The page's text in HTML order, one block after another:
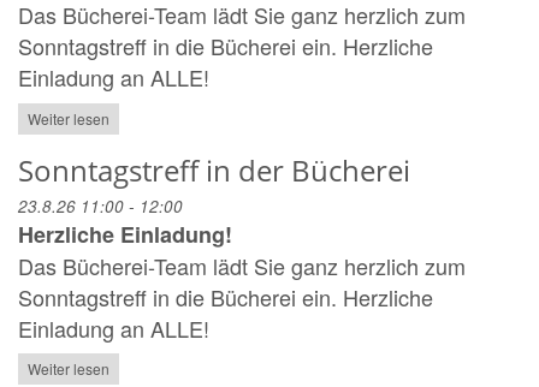
Das Bücherei-Team lädt Sie ganz herzlich zum
Sonntagstreff in die Bücherei ein. Herzliche
Einladung an ALLE!
Weiter lesen
Sonntagstreff in der Bücherei
23.8.26 11:00 - 12:00
Herzliche Einladung!
Das Bücherei-Team lädt Sie ganz herzlich zum
Sonntagstreff in die Bücherei ein. Herzliche
Einladung an ALLE!
Weiter lesen